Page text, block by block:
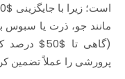
است؛ زیرا با جایگزینی $10$
مانند جو، ذرت یا سبوس
(گاهی تا $50$
درصد
پرورشی را عملاً تضمین